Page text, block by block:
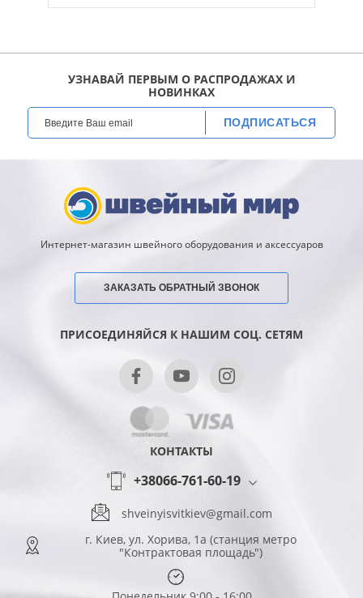
УЗНАВАЙ ПЕРВЫМ О РАСПРОДАЖАХ И
НОВИНКАХ
ПОДПИСАТЬСЯ
Интернет-магазин швейного оборудования и аксессуаров
ЗАКАЗАТЬ ОБРАТНЫЙ ЗВОНОК
ПРИСОЕДИНЯЙСЯ К НАШИМ СОЦ. СЕТЯМ
КОНТАКТЫ
+38066-761-60-19
shveinyisvitkiev@gmail.com
г. Киев, ул. Хорива, 1а (станция метро
"Контрактовая площадь")